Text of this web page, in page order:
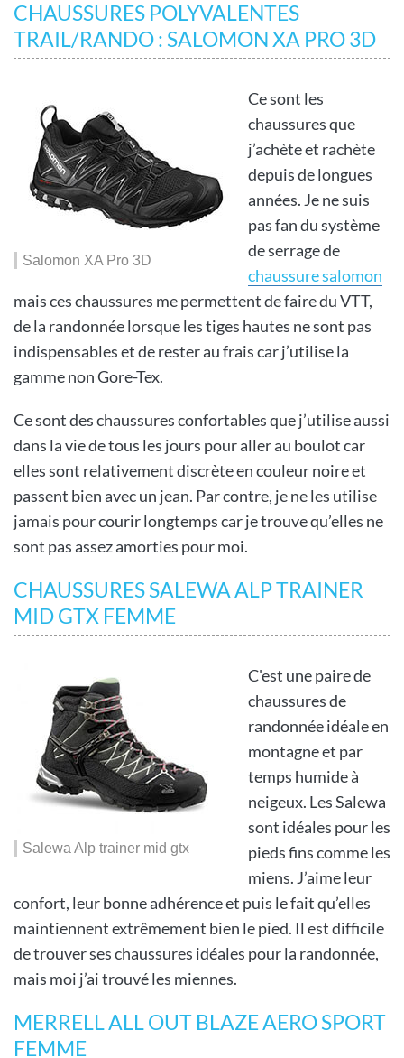
CHAUSSURES POLYVALENTES
TRAIL/RANDO : SALOMON XA PRO 3D
Salomon XA Pro 3D
Ce sont les
chaussures que
j’achète et rachète
depuis de longues
années. Je ne suis
pas fan du système
de serrage de
chaussure salomon
mais ces chaussures me permettent de faire du VTT,
de la randonnée lorsque les tiges hautes ne sont pas
indispensables et de rester au frais car j’utilise la
gamme non Gore-Tex.
Ce sont des chaussures confortables que j’utilise aussi
dans la vie de tous les jours pour aller au boulot car
elles sont relativement discrète en couleur noire et
passent bien avec un jean. Par contre, je ne les utilise
jamais pour courir longtemps car je trouve qu’elles ne
sont pas assez amorties pour moi.
CHAUSSURES SALEWA ALP TRAINER
MID GTX FEMME
Salewa Alp trainer mid gtx
C'est une paire de
chaussures de
randonnée idéale en
montagne et par
temps humide à
neigeux. Les Salewa
sont idéales pour les
pieds fins comme les
miens. J’aime leur
confort, leur bonne adhérence et puis le fait qu’elles
maintiennent extrêmement bien le pied. Il est difficile
de trouver ses chaussures idéales pour la randonnée,
mais moi j’ai trouvé les miennes.
MERRELL ALL OUT BLAZE AERO SPORT
FEMME